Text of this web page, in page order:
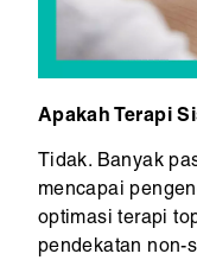
Apakah Terapi
Tidak. Banyak
mencapai
optimasi terapi
pendekatan non-